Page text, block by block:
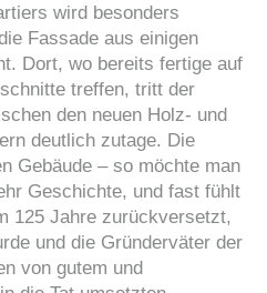
wird besonders
Fassade aus einigen
Dort, wo bereits fertige auf
treffen, tritt der
den neuen Holz- und
deutlich zutage. Die
Gebäude – so möchte man
Geschichte, und fast fühlt
125 Jahre zurückversetzt,
und die Gründerväter der
von gutem und